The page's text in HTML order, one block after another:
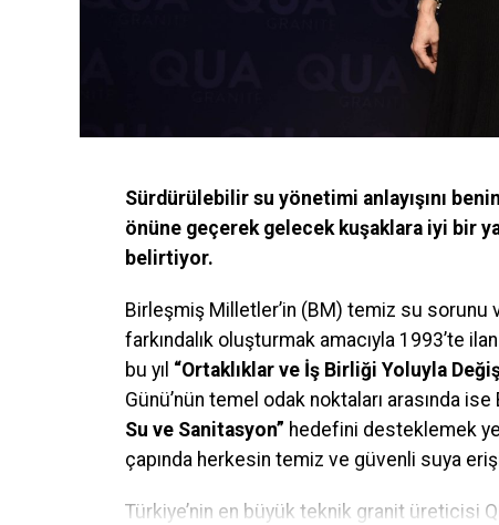
Sürdürülebilir su yönetimi anlayışını
önüne geçerek gelecek kuşaklara iyi bir
belirtiyor.
Birleşmiş Milletler’in (BM) temiz su sorunu
farkındalık oluşturmak amacıyla 1993’te
bu yıl “Ortaklıklar ve İş Birliği Yoluyla
Günü’nün temel odak noktaları arasında
Su ve Sanitasyon” hedefini desteklemek
çapında herkesin temiz ve güvenli suya
Türkiye’nin en büyük teknik granit üreticisi